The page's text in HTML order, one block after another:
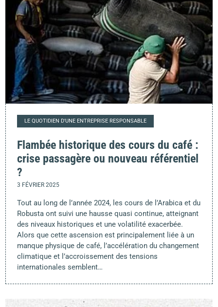
LE QUOTIDIEN D'UNE ENTREPRISE RESPONSABLE
Flambée historique des cours du café :
crise passagère ou nouveau référentiel
?
3 FÉVRIER 2025
Tout au long de l’année 2024, les cours de l’Arabica et du
Robusta ont suivi une hausse quasi continue, atteignant
des niveaux historiques et une volatilité exacerbée.
Alors que cette ascension est principalement liée à un
manque physique de café, l’accélération du changement
climatique et l’accroissement des tensions
internationales semblent…